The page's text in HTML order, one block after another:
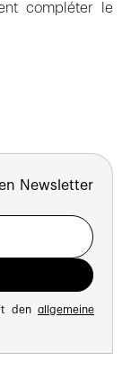
compléter le
Newsletter
den allgemeine